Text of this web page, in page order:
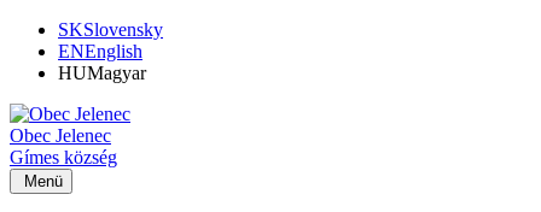
SKSlovensky
ENEnglish
HUMagyar
Obec Jelenec
Gímes község
Menü